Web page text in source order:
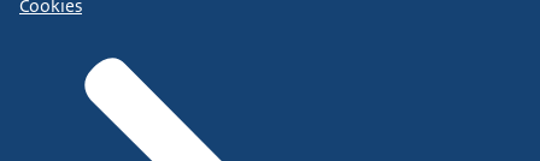
Cookies